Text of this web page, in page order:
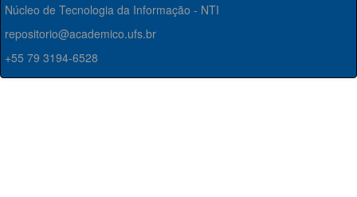
Núcleo de Tecnologia da Informação - NTI
repositorio@academico.ufs.br
+55 79 3194-6528